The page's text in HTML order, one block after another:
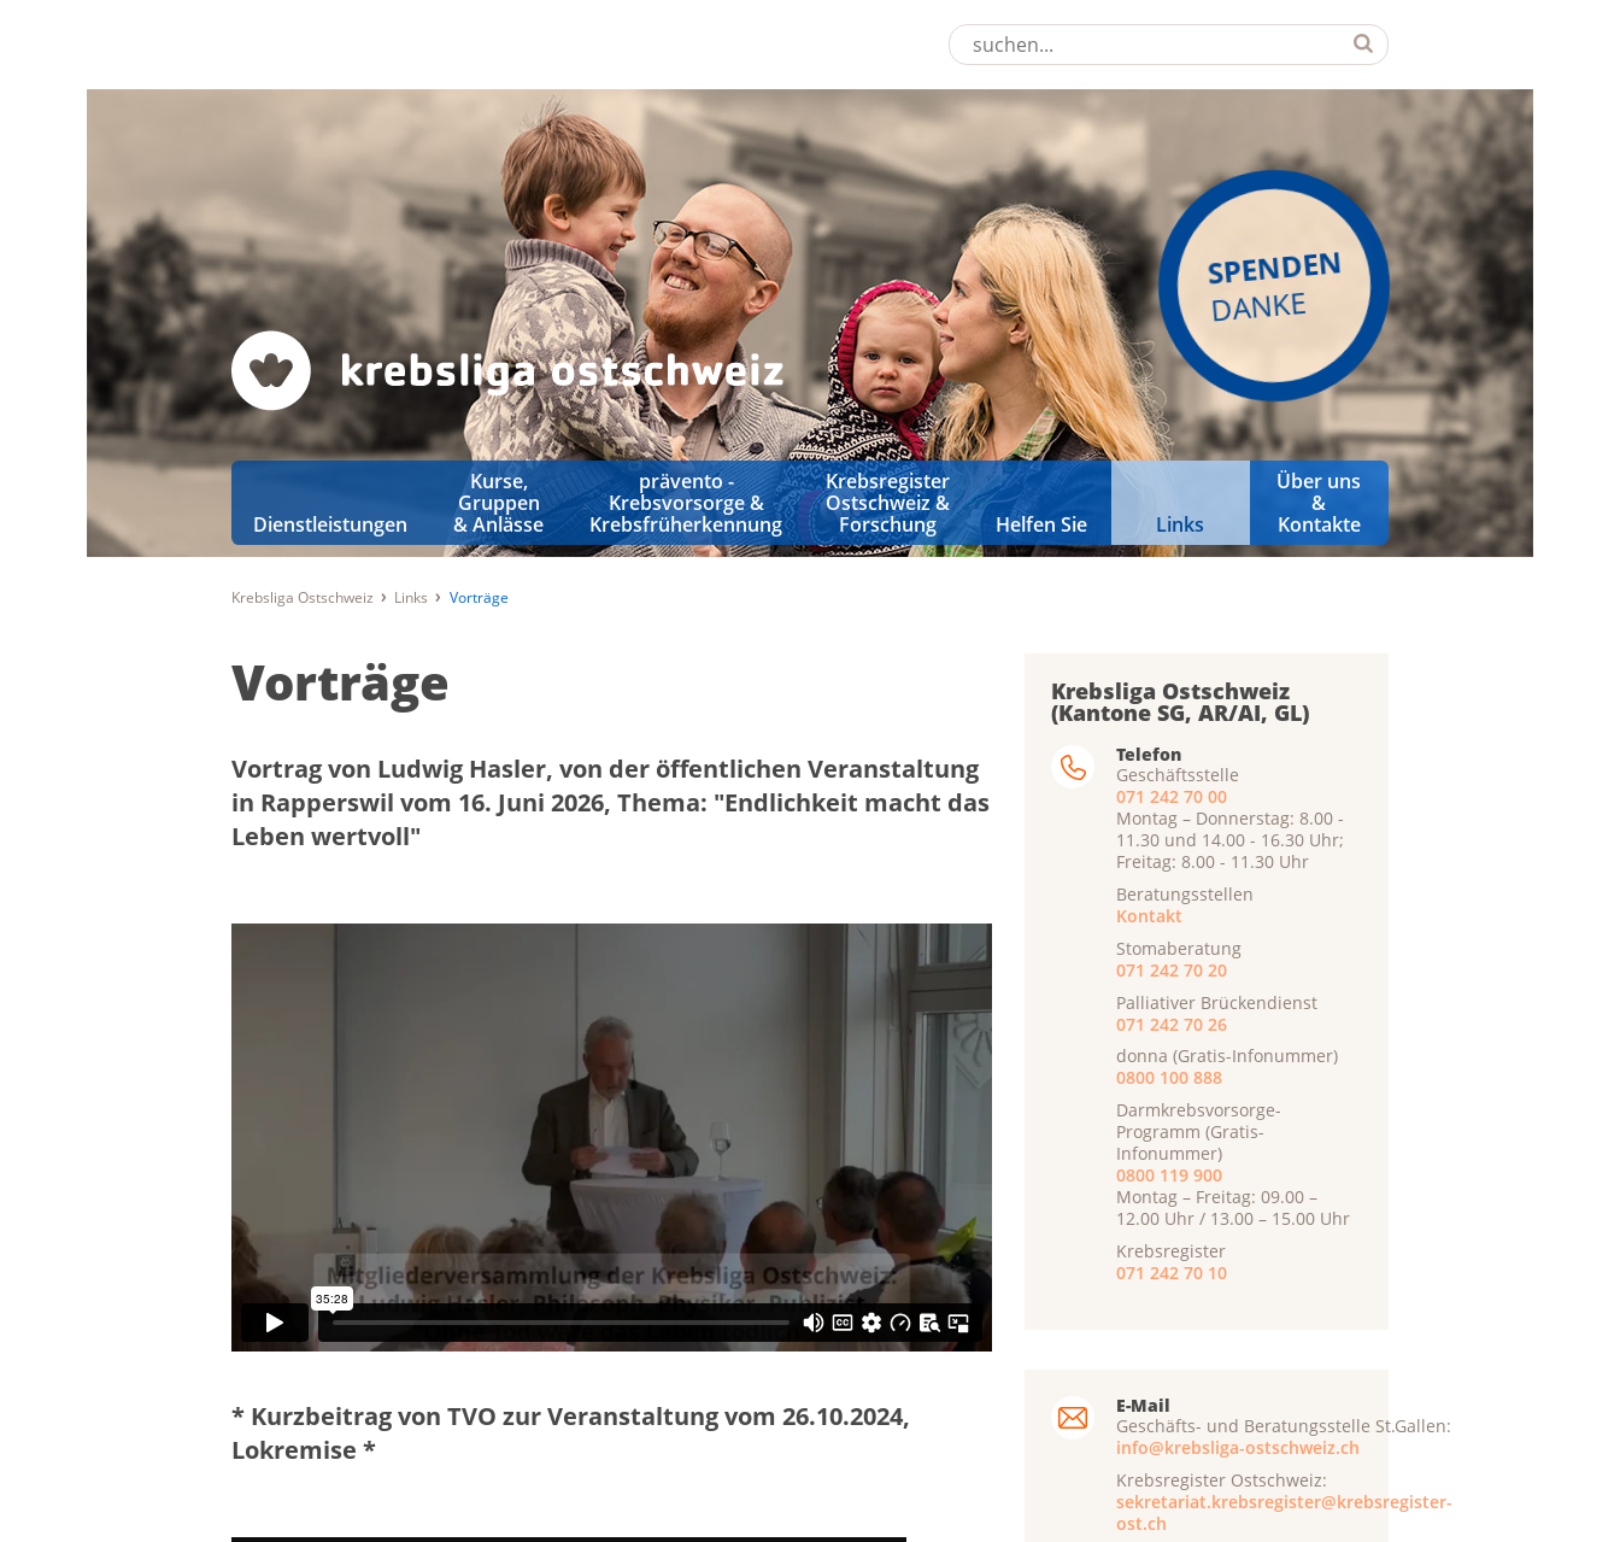
SPENDEN
DANKE
Dienstleistungen
Kurse,
Gruppen
& Anlässe
prävento -
Krebsvorsorge &
Krebsfrüherkennung
Krebsregister
Ostschweiz &
Forschung
Helfen Sie Links
Über uns
&
Kontakte
Krebsliga Ostschweiz Links Vorträge
Vorträge
Vortrag von Ludwig Hasler, von der öffentlichen Veranstaltung
in Rapperswil vom 16. Juni 2026, Thema: "Endlichkeit macht das
Leben wertvoll"
* Kurzbeitrag von TVO zur Veranstaltung vom 26.10.2024,
Lokremise *
Krebsliga Ostschweiz
(Kantone SG, AR/AI, GL)
Telefon
Geschäftsstelle
071 242 70 00
Montag – Donnerstag: 8.00 -
11.30 und 14.00 - 16.30 Uhr;
Freitag: 8.00 - 11.30 Uhr
Beratungsstellen
Kontakt
Stomaberatung
071 242 70 20
Palliativer Brückendienst
071 242 70 26
donna (Gratis-Infonummer)
0800 100 888
Darmkrebsvorsorge-
Programm (Gratis-
Infonummer)
0800 119 900
Montag – Freitag: 09.00 –
12.00 Uhr / 13.00 – 15.00 Uhr
Krebsregister
071 242 70 10
E-Mail
Geschäfts- und Beratungsstelle St.Gallen:
info@krebsliga-ostschweiz.ch
Krebsregister Ostschweiz:
sekretariat.krebsregister@krebsregister-
ost.ch